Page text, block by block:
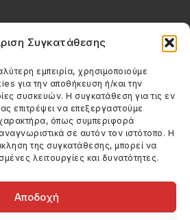
Συγκατάθεσης
εμπειρία, χρησιμοποιούμε
για την αποθήκευση ή/και την
συσκευών. Η συγκατάθεση για τις εν
επιτρέψει να επεξεργαστούμε
όπως συμπεριφορά
σε αυτόν τον ιστότοπο. Η
της συγκατάθεσης, μπορεί να
λειτουργίες και δυνατότητες.
Αποδοχή